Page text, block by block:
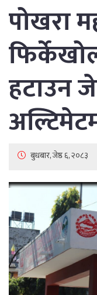
पोखरा
हटाउन
बुधबार, जेष्ठ ६, २०८३